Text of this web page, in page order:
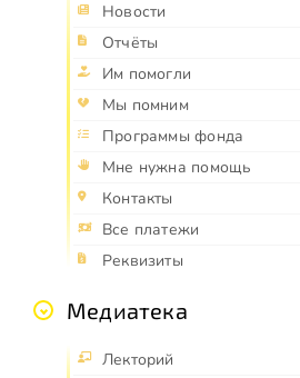
Новости
Отчёты
Им помогли
Мы помним
Программы фонда
Мне нужна помощь
Контакты
Все платежи
Реквизиты
Медиатека
Лекторий